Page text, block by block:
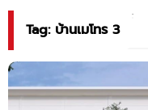
Tag: บ้านเมโทร 3